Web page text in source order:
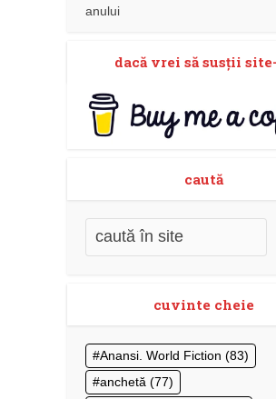
anului
dacă vrei să susţii
caută
cuvinte cheie
Anansi. World Fiction (83)
anchetă (77)